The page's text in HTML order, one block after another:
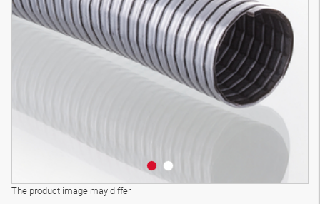
The product image may differ